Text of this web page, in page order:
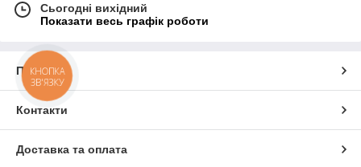
Сьогодні вихідний
Показати весь графік роботи
Про нас
Контакти
Доставка та оплата
КНОПКА
ЗВ'ЯЗКУ